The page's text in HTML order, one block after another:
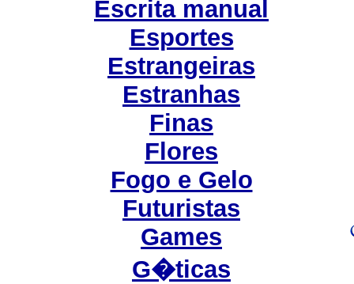
Escrita manual
Esportes
Estrangeiras
Estranhas
Finas
Flores
Fogo e Gelo
Futuristas
Games
G�ticas